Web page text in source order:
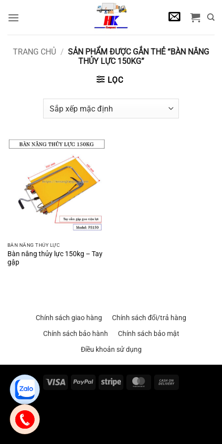
qua
TRANG CHỦ / SẢN PHẨM ĐƯỢC GẮN THẺ “BÀN NÂNG
THỦY LỰC 150KG”
LỌC
BÀN NÂNG THỦY LỰC
Bàn nâng thủy lực 150kg – Tay
gập
Chính sách giao hàng
Chính sách đổi/trả hàng
Chính sách bảo hành
Chính sách bảo mật
Điều khoản sử dụng
Visa PayPal Stripe MasterCard